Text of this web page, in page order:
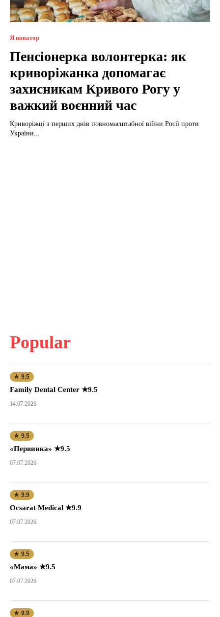
Я новатор
Пенсіонерка волонтерка: як
криворіжанка допомагає
захисникам Кривого Рогу у
важкий воєнний час
Криворіжці з перших днів повномасштабної війни Росії проти
України...
Popular
★ 9.5
Family Dental Center ★9.5
14.07.2026
★ 9.5
«Первинка» ★9.5
07.07.2026
★ 9.9
Ocsarat Medical ★9.9
07.07.2026
★ 9.5
«Мама» ★9.5
07.07.2026
★ 9.9